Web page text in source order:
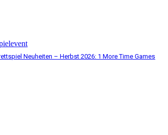
Neuheiten – Herbst 2026: 1 More Time Games